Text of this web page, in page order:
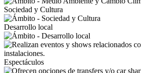
Sociedad y Cultura
Desarrollo local
Espectáculos